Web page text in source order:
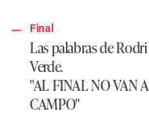
Final
Las palabras de
Verde.
"AL FINAL NO VAN
CAMPO"